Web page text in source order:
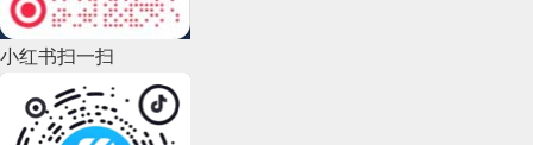
2022年9月(135)
2022年8月(60)
2022年7月(111)
小红书扫一扫